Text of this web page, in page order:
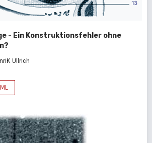
- Ein Konstruktionsfehler ohne
Ullrich